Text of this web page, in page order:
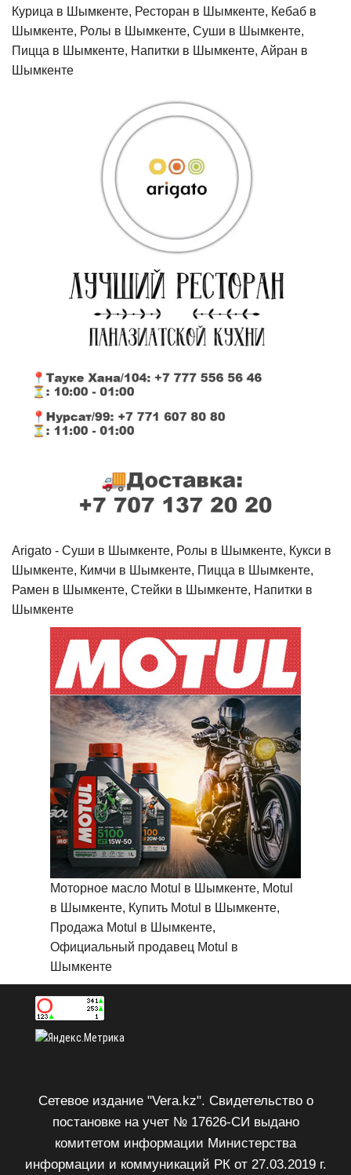
Курица в Шымкенте, Ресторан в Шымкенте, Кебаб в
Шымкенте, Ролы в Шымкенте, Суши в Шымкенте,
Пицца в Шымкенте, Напитки в Шымкенте, Айран в
Шымкенте
Arigato - Cуши в Шымкенте, Ролы в Шымкенте, Кукси в
Шымкенте, Кимчи в Шымкенте, Пицца в Шымкенте,
Рамен в Шымкенте, Стейки в Шымкенте, Напитки в
Шымкенте
Моторное масло Motul в Шымкенте, Motul
в Шымкенте, Купить Motul в Шымкенте,
Продажа Motul в Шымкенте,
Официальный продавец Motul в
Шымкенте
Сетевое издание "Vera.kz". Свидетельство о
постановке на учет № 17626-СИ выдано
комитетом информации Министерства
информации и коммуникаций РК от 27.03.2019 г.